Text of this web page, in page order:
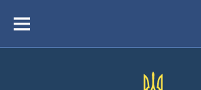
вмістуMenu